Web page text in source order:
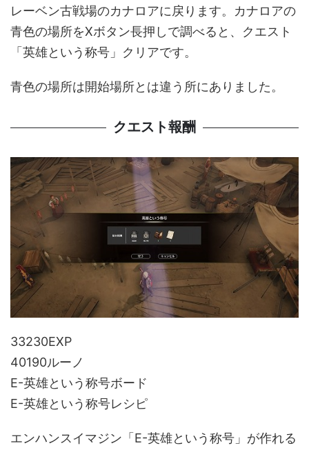
レーベン古戦場のカナロアに戻ります。カナロアの
青色の場所をXボタン長押しで調べると、クエスト
「英雄という称号」クリアです。
青色の場所は開始場所とは違う所にありました。
クエスト報酬
33230EXP
40190ルーノ
E-英雄という称号ボード
E-英雄という称号レシピ
エンハンスイマジン「E-英雄という称号」が作れる